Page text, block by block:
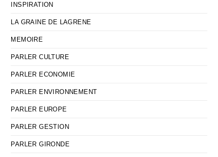
INSPIRATION
LA GRAINE DE LAGRENE
MEMOIRE
PARLER CULTURE
PARLER ECONOMIE
PARLER ENVIRONNEMENT
PARLER EUROPE
PARLER GESTION
PARLER GIRONDE